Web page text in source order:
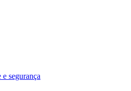
segurança